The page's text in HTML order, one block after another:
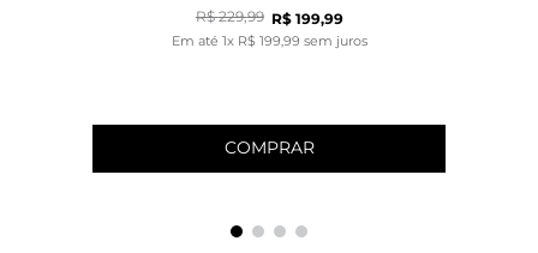
R$ 229,99 R$ 199,99
Em até 1x R$ 199 99 sem juros
COMPRAR